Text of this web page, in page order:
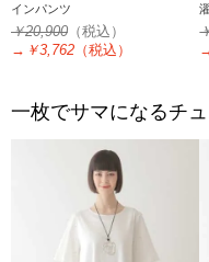
インパンツ
￥20,900 （税込）
→ ￥3,762 （税込）
一枚でサマになるチ